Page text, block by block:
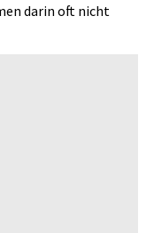
darin oft nicht